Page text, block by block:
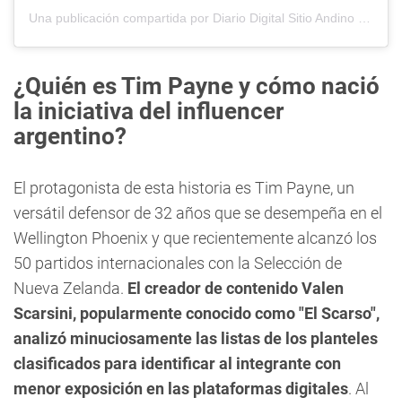
¿Quién es Tim Payne y cómo nació
la iniciativa del influencer
argentino?
El protagonista de esta historia es Tim Payne, un
versátil defensor de 32 años que se desempeña en el
Wellington Phoenix y que recientemente alcanzó los
50 partidos internacionales con la Selección de
Nueva Zelanda. El creador de contenido Valen
Scarsini, popularmente conocido como "El Scarso",
analizó minuciosamente las listas de los planteles
clasificados para identificar al integrante con
menor exposición en las plataformas digitales. Al